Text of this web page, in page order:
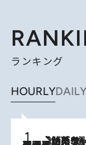
ランキング
HOURLY
4 Hours
【間違いのない王道・東京土産】資生堂パーラー 銀座本店でのみ出会える銘菓5選《極上プディング・濃厚チーズケーキ・ボンボンショコラほか》